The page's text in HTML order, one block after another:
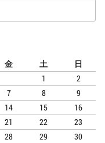
金 土
日
1
2
7 8
9
14 15
16
21 22
23
28 29
30